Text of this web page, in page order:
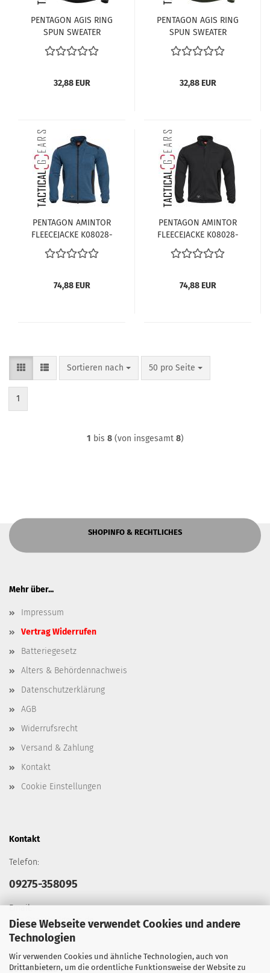
Diese Webseite verwendet Cookies und andere
Technologien
Wir verwenden Cookies und ähnliche Technologien, auch von
Drittanbietern, um die ordentliche Funktionsweise der Website zu
PENTAGON AGIS RING
SPUN SWEATER
K08043-01 SCHWARZ
32,88 EUR
PENTAGON AGIS RING
SPUN SWEATER
K08043-06CG CAMO-
GREEN
32,88 EUR
PENTAGON AMINTOR
FLEECEJACKE K08028-
28 LIBERTY BLAU
74,88 EUR
PENTAGON AMINTOR
FLEECEJACKE K08028-
01 SCHWARZ
74,88 EUR
Sortieren nach
Sortieren nach 50 pro Seite
pro Seite
1
1 bis 8(von insgesamt 8)
SHOPINFO & RECHTLICHES
Mehr über...
Impressum
Vertrag Widerrufen
Batteriegesetz
Alters & Behördennachweis
Datenschutzerklärung
AGB
Widerrufsrecht
Versand & Zahlung
Kontakt
Cookie Einstellungen
Kontakt
Telefon:
09275-358095
Email:
info@tacticalgears.de
Social Media